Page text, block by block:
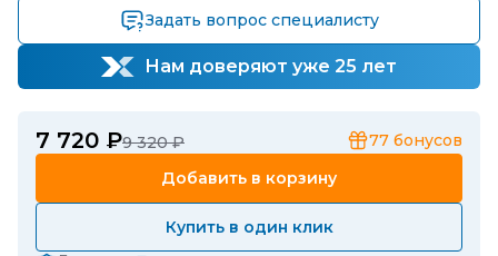
Задать вопрос специалисту
Нам доверяют уже 25 лет
7 720 ₽9 320 ₽ 77 бонусов
Добавить в корзину
Купить в один клик